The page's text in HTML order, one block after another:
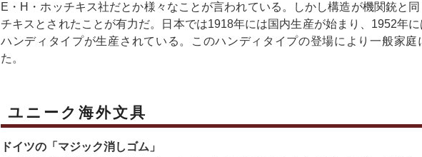
E・H・ホッチキス社だとか様々なことが言われている。しかし構造が機関銃と
チキスとされたことが有力だ。日本では1918年には国内生産が始まり、1952年
ハンディタイプが生産されている。このハンディタイプの登場により一般家庭
た。
ユニーク海外文具
ドイツの「マジック消しゴム」